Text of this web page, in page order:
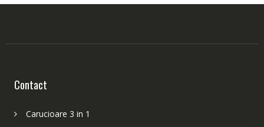
Contact
Carucioare 3 in 1